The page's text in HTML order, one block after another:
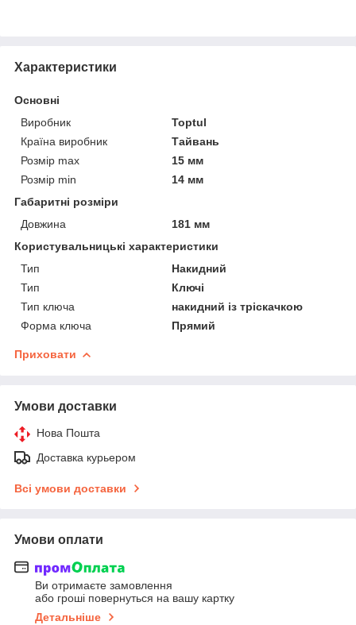
Характеристики
Основні
Виробник
Toptul
Країна виробник
Тайвань
Розмір max
15 мм
Розмір min
14 мм
Габаритні розміри
Довжина
181 мм
Користувальницькі характеристики
Тип
Накидний
Тип
Ключі
Тип ключа
накидний із тріскачкою
Форма ключа
Прямий
Приховати
Умови доставки
Нова Пошта
Доставка курьером
Всі умови доставки
Умови оплати
Ви отримаєте замовлення
або гроші повернуться на вашу картку
Детальніше